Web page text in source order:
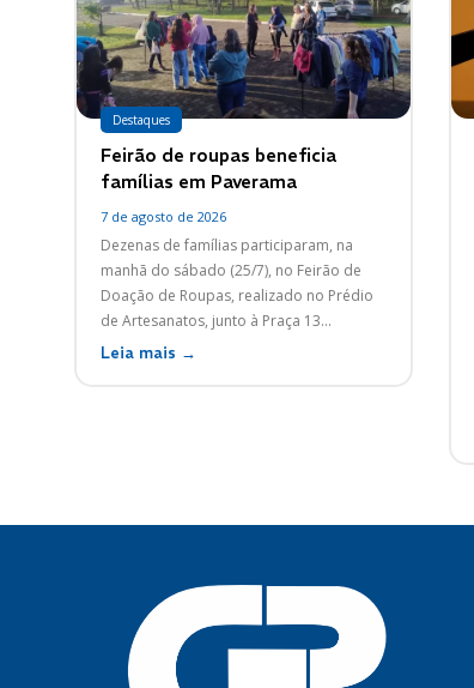
Destaques
Feirão de roupas beneficia
famílias em Paverama
7 de agosto de 2026
Dezenas de famílias participaram, na
manhã do sábado (25/7), no Feirão de
Doação de Roupas, realizado no Prédio
de Artesanatos, junto à Praça 13...
Leia mais →